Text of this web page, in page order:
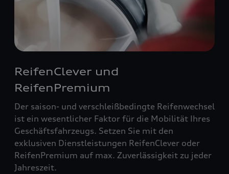
ReifenClever und
ReifenPremium
Der saison- und verschleißbedingte Reifenwechsel
ist ein wesentlicher Faktor für die Mobilität Ihres
Geschäftsfahrzeugs. Setzen Sie mit den
exklusiven Dienstleistungen ReifenClever oder
ReifenPremium auf max. Zuverlässigkeit zu jeder
Jahreszeit.